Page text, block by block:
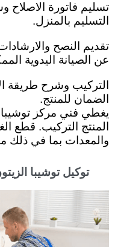
تسليم فاتورة الاصلاح
التسليم بالمنزل.
تقديم النصح
عن الصيانة اليدوية
التركيب وشرح طريقة
الضمان للمنتج.
يغطي فني مركز
المنتج التركيب. قطع
والمعدات بما في ذلك
توكيل توشيبا